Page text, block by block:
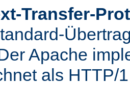
Transfer-
Apache
als HTTP/